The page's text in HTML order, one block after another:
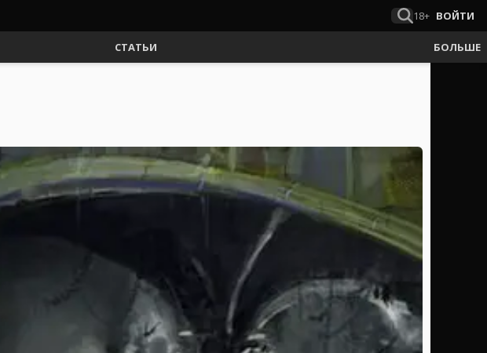
18+ ВОЙТИ
СТАТЬИ БОЛЬШЕ